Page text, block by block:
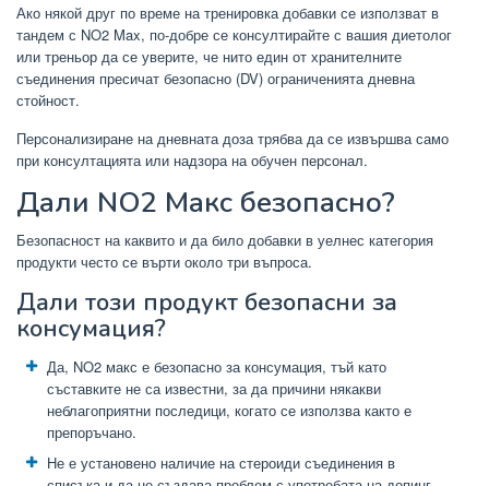
Ако някой друг по време на тренировка добавки се използват в
тандем с NO2 Max, по-добре се консултирайте с вашия диетолог
или треньор да се уверите, че нито един от хранителните
съединения пресичат безопасно (DV) ограниченията дневна
стойност.
Персонализиране на дневната доза трябва да се извършва само
при консултацията или надзора на обучен персонал.
Дали NO2 Макс безопасно?
Безопасност на каквито и да било добавки в уелнес категория
продукти често се върти около три въпроса.
Дали този продукт безопасни за
консумация?
Да, NO2 макс е безопасно за консумация, тъй като
съставките не са известни, за да причини някакви
неблагоприятни последици, когато се използва както е
препоръчано.
Не е установено наличие на стероиди съединения в